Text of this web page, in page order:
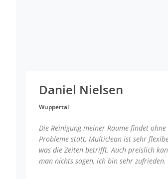
Daniel Nielsen
Wuppertal
Die Reinigung meiner Räume findet ohne
Probleme statt, Multiclean ist sehr
was die Zeiten betrifft. Auch preislich
man nichts sagen, ich bin sehr zufrieden.